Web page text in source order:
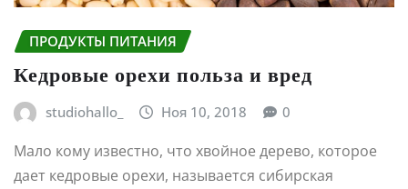
ПРОДУКТЫ ПИТАНИЯ
Кедровые орехи польза и вред
studiohallo_ Ноя 10, 2018 0
Мало кому известно, что хвойное дерево, которое
дает кедровые орехи, называется сибирская